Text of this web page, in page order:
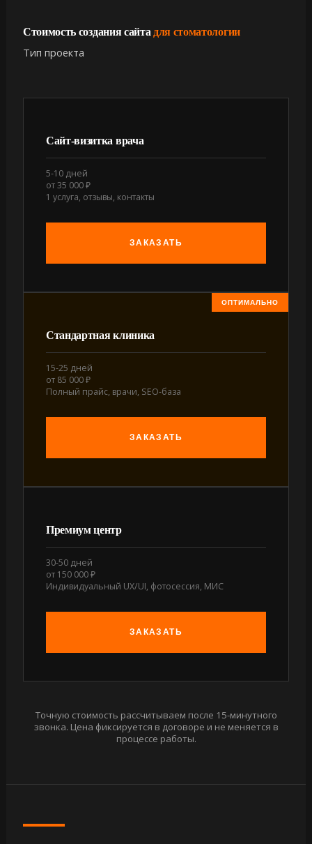
Стоимость создания сайта для стоматологии
Тип проекта
Сайт-визитка врача
5-10 дней
от 35 000 ₽
1 услуга, отзывы, контакты
ЗАКАЗАТЬ
Стандартная клиника
15-25 дней
от 85 000 ₽
Полный прайс, врачи, SEO-база
ЗАКАЗАТЬ
Премиум центр
30-50 дней
от 150 000 ₽
Индивидуальный UX/UI, фотосессия, МИС
ЗАКАЗАТЬ
Точную стоимость рассчитываем после 15-минутного
звонка. Цена фиксируется в договоре и не меняется в
процессе работы.